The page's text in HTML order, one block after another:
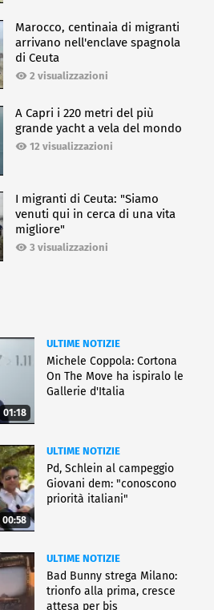
Marocco, centinaia di migranti
arrivano nell'enclave spagnola
di Ceuta
2 visualizzazioni
A Capri i 220 metri del più
grande yacht a vela del mondo
12 visualizzazioni
I migranti di Ceuta: "Siamo
venuti qui in cerca di una vita
migliore"
3 visualizzazioni
01:18
ULTIME NOTIZIE
Michele Coppola: Cortona
On The Move ha ispiralo le
Gallerie d'Italia
00:58
ULTIME NOTIZIE
Pd, Schlein al campeggio
Giovani dem: "conoscono
priorità italiani"
ULTIME NOTIZIE
Bad Bunny strega Milano:
trionfo alla prima, cresce
attesa per bis